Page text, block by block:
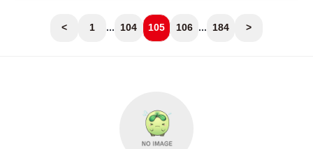
< 1 ... 104 105 106 ... 184 >